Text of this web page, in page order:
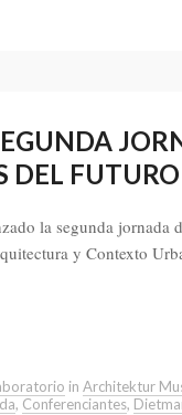
DEL FUTURO
la segunda
y Contexto
in Architektur
, Conferenciantes,